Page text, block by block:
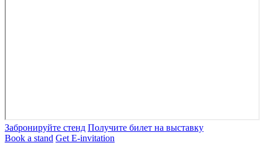
Забронируйте стенд Получите билет на выставку
Book a stand Get E-invitation